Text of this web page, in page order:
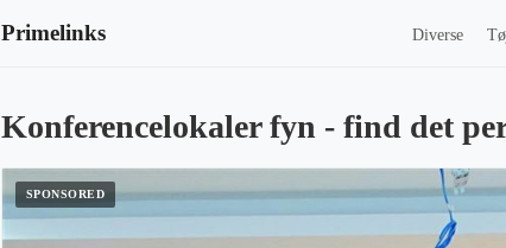
Primelinks Diverse
Konferencelokaler fyn - find det